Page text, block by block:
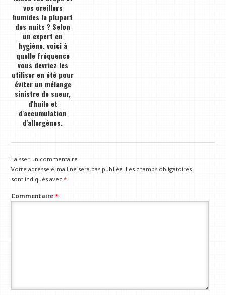
vos oreillers
humides la plupart
des nuits ? Selon
un expert en
hygiène, voici à
quelle fréquence
vous devriez les
utiliser en été pour
éviter un mélange
sinistre de sueur,
d'huile et
d'accumulation
d'allergènes.
Laisser un commentaire
Votre adresse e-mail ne sera pas publiée. Les champs obligatoires
sont indiqués avec*
Commentaire*